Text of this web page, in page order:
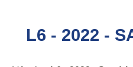
L6 - 2022 -